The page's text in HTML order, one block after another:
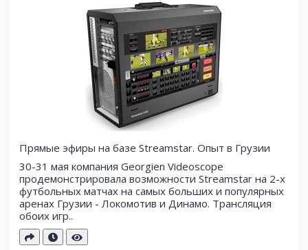
Прямые эфиры на базе Streamstar. Опыт в Грузии
30-31 мая компания Georgien Videoscope
продемонстрировала возможности Streamstar на 2-х
футбольных матчах на самых больших и популярных
аренах Грузии - Локомотив и Динамо. Трансляция
обоих игр..